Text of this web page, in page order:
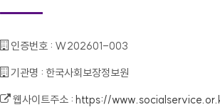
인증번호 : W202601-003
기관명 : 한국사회보장정보원
웹사이트주소 :https://